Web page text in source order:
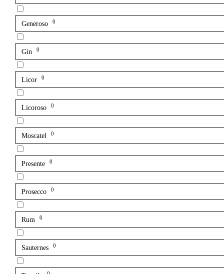
Generoso 0
Gin 0
Licor 0
Licoroso 0
Moscatel 0
Presente 0
Prosecco 0
Rum 0
Sauternes 0